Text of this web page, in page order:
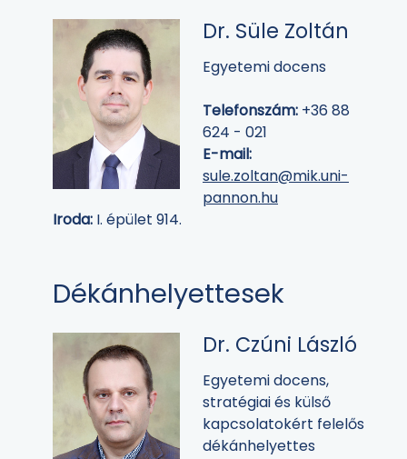
Dr. Süle Zoltán
Egyetemi docens
Telefonszám: +36 88
624 - 021
E-mail:
sule.zoltan@mik.uni-
pannon.hu
Iroda: I. épület 914.
Dékánhelyettesek
Dr. Czúni László
Egyetemi docens,
stratégiai és külső
kapcsolatokért felelős
dékánhelyettes